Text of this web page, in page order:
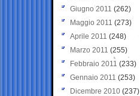
Giugno 2011 (262)
Maggio 2011 (273)
Aprile 2011 (248)
Marzo 2011 (255)
Febbraio 2011 (233)
Gennaio 2011 (253)
Dicembre 2010 (237)